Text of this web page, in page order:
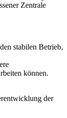
Zentrale
stabilen Betrieb,
können.
der